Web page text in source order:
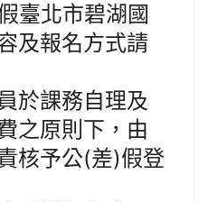
臺北市碧湖國
及報名方式請
於課務自理及
之原則下，由
核予公(差)假登